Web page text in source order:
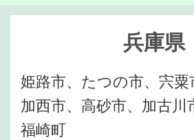
兵庫県
姫路市、たつの市、宍粟
加西市、高砂市、加古川
福崎町